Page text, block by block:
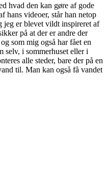
hvad den kan gøre af gode
hans videoer, står han netop
jeg er blevet vildt inspireret af
på at der er andre der
som mig også har fået en
selv, i sommerhuset eller i
alle steder, bare der på en
til. Man kan også få vandet